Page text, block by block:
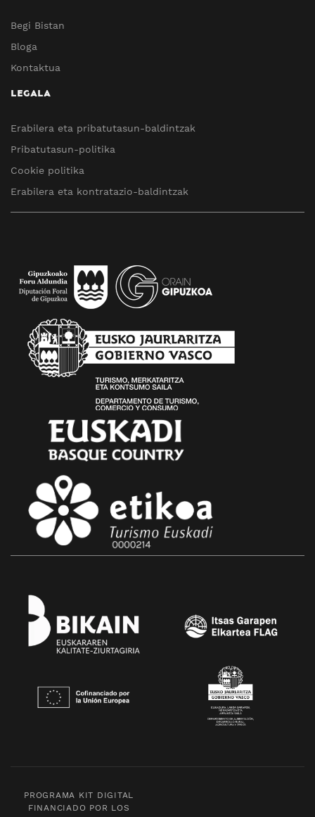
Begi Bistan
Bloga
Kontaktua
LEGALA
Erabilera eta pribatutasun-baldintzak
Pribatutasun-politika
Cookie politika
Erabilera eta kontratazio-baldintzak
PROGRAMA KIT DIGITAL
FINANCIADO POR LOS